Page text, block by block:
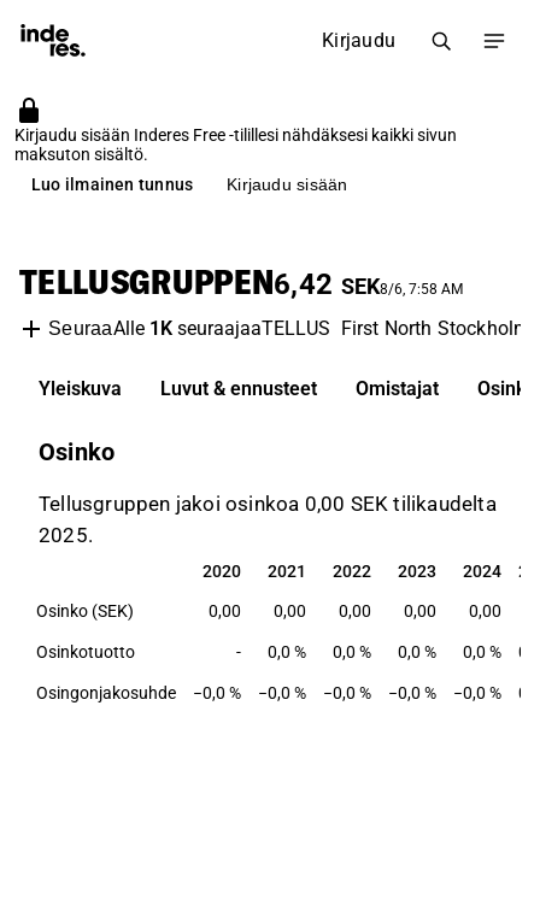
Kirjaudu
Kirjaudu sisään Inderes Free -tilillesi nähdäksesi kaikki sivun
maksuton sisältö.
Luo ilmainen tunnus
Kirjaudu sisään
TELLUSGRUPPEN6,42 SEK8/6, 7:58 AM
SeuraaAlle 1KseuraajaaTELLUS First North Stockholm
Yleiskuva Luvut & ennusteet Omistajat Osinko
Osinko
Tellusgruppen jakoi osinkoa 0,00 SEK tilikaudelta
2025.
2020 2021 2022 2023 2024
2020 2021 2022 2023 2024
Osinko (SEK) 0,00 0,00 0,00 0,00 0,00
Osinkotuotto - 0,0 % 0,0 % 0,0 % 0,0 %
Osingonjakosuhde −0,0 % −0,0 % −0,0 % −0,0 % −0,0 %